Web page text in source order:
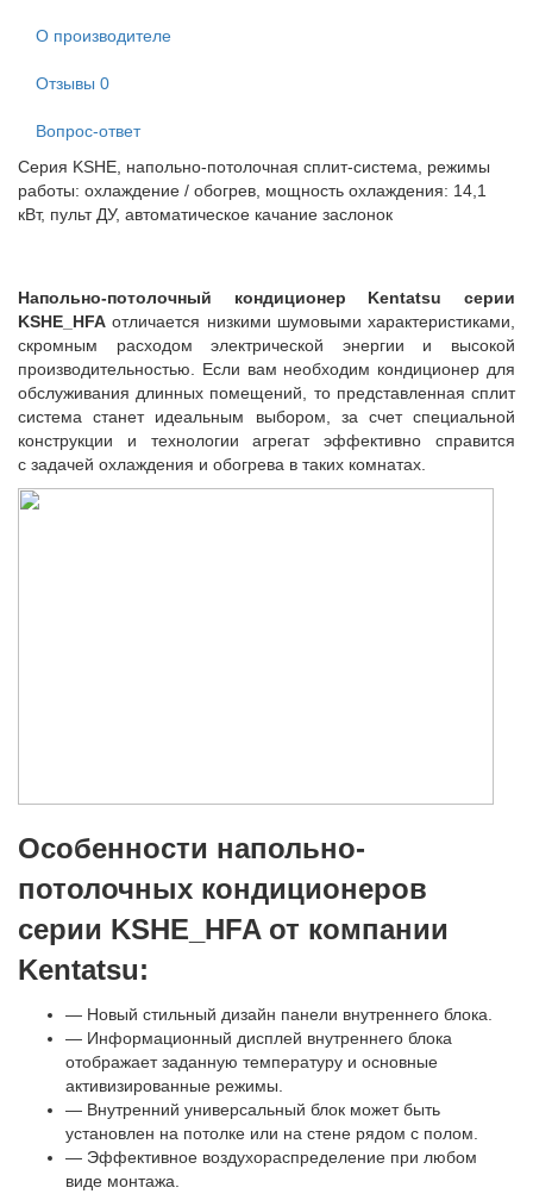
О производителе
Отзывы 0
Вопрос-ответ
Серия KSHE, напольно-потолочная сплит-система, режимы
работы: охлаждение / обогрев, мощность охлаждения: 14,1
кВт, пульт ДУ, автоматическое качание заслонок
Напольно-потолочный кондиционер Kentatsu серии
KSHE_HFA отличается низкими шумовыми характеристиками
скромным расходом электрической энергии и высокой
производительностью. Если вам необходим кондиционер для
обслуживания длинных помещений
то представленная сплит
система станет идеальным выбором, за счет специальной
конструкции и технологии агрегат эффективно справится
с задачей охлаждения и обогрева в таких комнатах.
Особенности напольно-
потолочных кондиционеров
серии KSHE_HFA от компании
Kentatsu:
— Новый стильный дизайн панели внутреннего блока.
— Информационный дисплей внутреннего блока
отображает заданную температуру и основные
активизированные режимы.
— Внутренний универсальный блок может быть
установлен на потолке или на стене рядом с полом.
— Эффективное воздухораспределение при любом
виде монтажа.